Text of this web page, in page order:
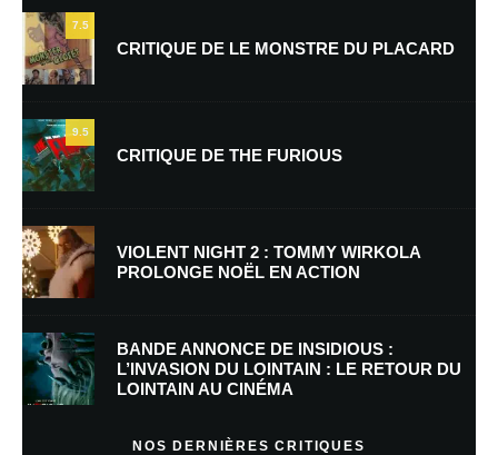
Nom*
E-mail*
Enregistrer mon nom, mon e-mail et mon site dans le navigateur pour
mon prochain commentaire.
plus sur la façon dont les données de vos commentaires sont
7.5
CRITIQUE DE LE MONSTRE DU PLACARD
9.5
CRITIQUE DE THE FURIOUS
VIOLENT NIGHT 2 : TOMMY WIRKOLA
PROLONGE NOËL EN ACTION
BANDE ANNONCE DE INSIDIOUS :
L’INVASION DU LOINTAIN : LE RETOUR DU
LOINTAIN AU CINÉMA
NOS DERNIÈRES CRITIQUES